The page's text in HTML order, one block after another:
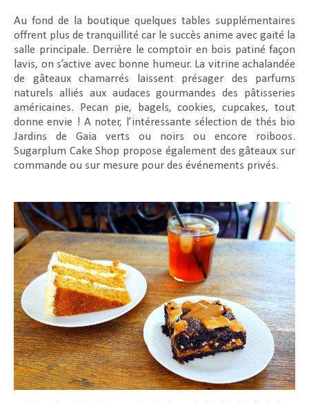
Au fond de la boutique quelques tables supplémentaires
offrent plus de tranquillité car le succès anime avec gaité la
salle principale. Derrière le comptoir en bois patiné façon
lavis, on s’active avec bonne humeur. La vitrine achalandée
de gâteaux chamarrés laissent présager des parfums
naturels alliés aux audaces gourmandes des pâtisseries
américaines. Pecan pie, bagels, cookies, cupcakes, tout
donne envie ! A noter, l’intéressante sélection de thés bio
Jardins de Gaia verts ou noirs ou encore roiboos.
Sugarplum Cake Shop propose également des gâteaux sur
commande ou sur mesure pour des événements privés.